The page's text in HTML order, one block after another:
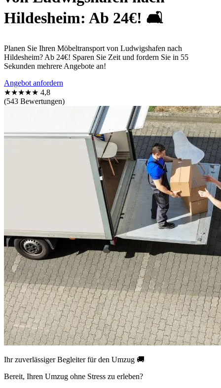
Hildesheim: Ab 24€! 🛋️
Planen Sie Ihren Möbeltransport von Ludwigshafen nach
Hildesheim? Ab 24€! Sparen Sie Zeit und fordern Sie in 55
Sekunden mehrere Angebote an!
Angebot anfordern
★★★★★ 4,8
(543 Bewertungen)
Ihr zuverlässiger Begleiter für den Umzug 🚚
Bereit, Ihren Umzug ohne Stress zu erleben?